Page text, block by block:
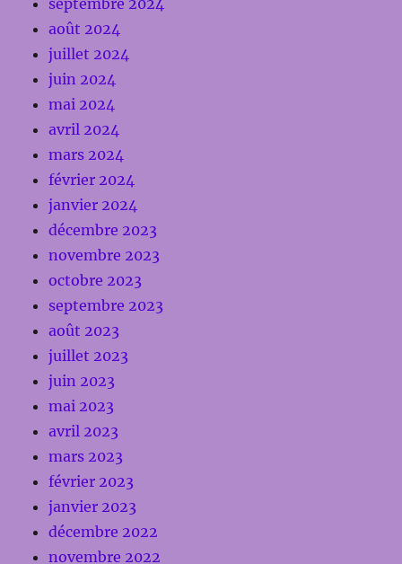
septembre 2024
août 2024
juillet 2024
juin 2024
mai 2024
avril 2024
mars 2024
février 2024
janvier 2024
décembre 2023
novembre 2023
octobre 2023
septembre 2023
août 2023
juillet 2023
juin 2023
mai 2023
avril 2023
mars 2023
février 2023
janvier 2023
décembre 2022
novembre 2022